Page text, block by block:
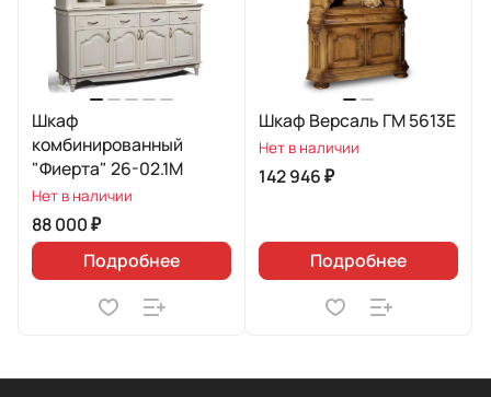
Шкаф
комбинированный
"Фиерта" 26-02.1М
Нет в наличии
88 000 ₽
Подробнее
Шкаф Версаль ГМ 5613Е
Нет в наличии
142 946 ₽
Подробнее